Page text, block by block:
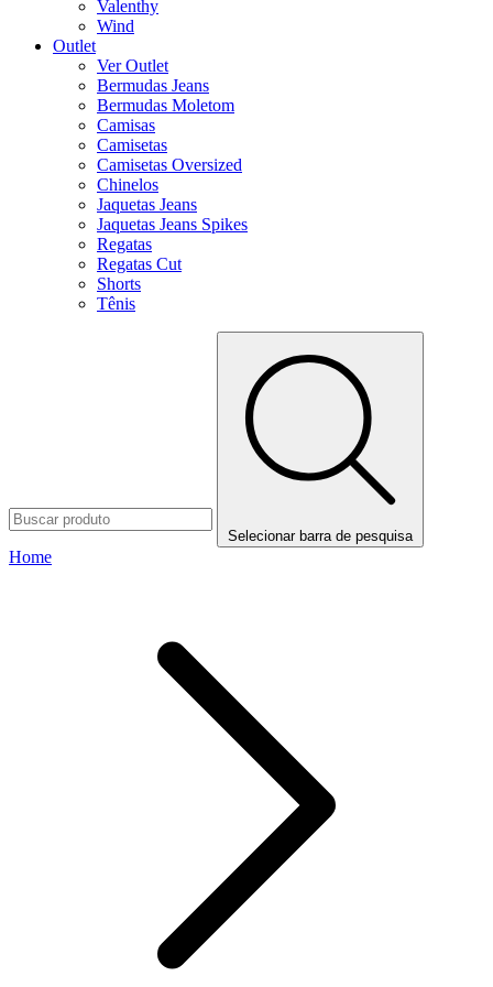
Valenthy
Wind
Outlet
Ver Outlet
Bermudas Jeans
Bermudas Moletom
Camisas
Camisetas
Camisetas Oversized
Chinelos
Jaquetas Jeans
Jaquetas Jeans Spikes
Regatas
Regatas Cut
Shorts
Tênis
Selecionar barra de pesquisa
Home